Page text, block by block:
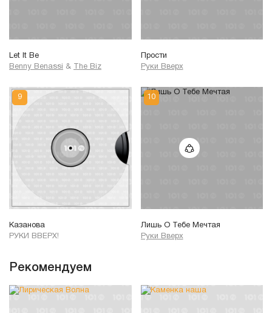
Let It Be
Benny Benassi & The Biz
Прости
Руки Вверх
Казанова
РУКИ ВВЕРХ!
Лишь О Тебе Мечтая
Руки Вверх
Рекомендуем